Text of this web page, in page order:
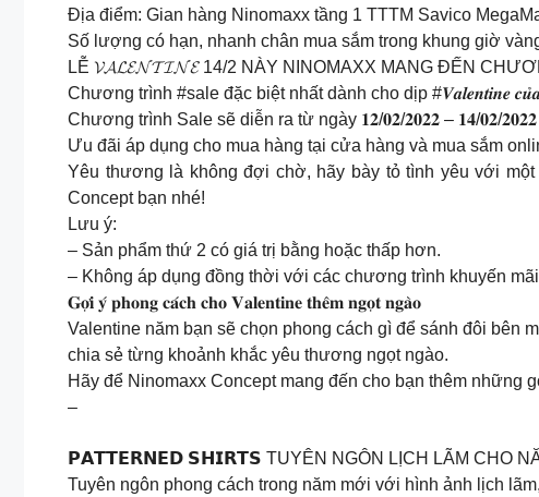
Địa điểm: Gian hàng Ninomaxx tầng 1 TTTM Savico
Số lượng có hạn, nhanh chân mua sắm trong khung giờ
LỄ 𝓥𝓐𝓛𝓔𝓝𝓣𝓘𝓝𝓔 14/2 NÀY NINOMAXX MANG ĐẾN
Chương trình #sale đặc biệt nhất dành cho dịp #𝑽𝒂𝒍𝒆𝒏𝒕𝒊𝒏𝒆
Chương trình Sale sẽ diễn ra từ ngày 𝟏𝟐/𝟎𝟐/𝟐𝟎𝟐𝟐 – 𝟏𝟒/𝟎𝟐/𝟐𝟎𝟐𝟐
Ưu đãi áp dụng cho mua hàng tại cửa hàng và mua sắm
Yêu thương là không đợi chờ, hãy bày tỏ tình yêu với
Concept bạn nhé!
Lưu ý:
– Sản phẩm thứ 2 có giá trị bằng hoặc thấp hơn.
– Không áp dụng đồng thời với các chương trình khuyến
𝐆𝐨̛̣𝐢 𝐲́ 𝐩𝐡𝐨𝐧𝐠 𝐜𝐚́𝐜𝐡 𝐜𝐡𝐨 𝐕𝐚𝐥𝐞𝐧𝐭𝐢𝐧𝐞 𝐭𝐡𝐞̂𝐦 𝐧𝐠𝐨̣𝐭 𝐧𝐠𝐚̀𝐨
Valentine năm bạn sẽ chọn phong cách gì để sánh đôi bên
chia sẻ từng khoảnh khắc yêu thương ngọt ngào.
Hãy để Ninomaxx Concept mang đến cho bạn thêm những
–
𝗣𝗔𝗧𝗧𝗘𝗥𝗡𝗘𝗗 𝗦𝗛𝗜𝗥𝗧𝗦 TUYÊN NGÔN LỊCH LÃM CHO
Tuyên ngôn phong cách trong năm mới với hình ảnh lịch